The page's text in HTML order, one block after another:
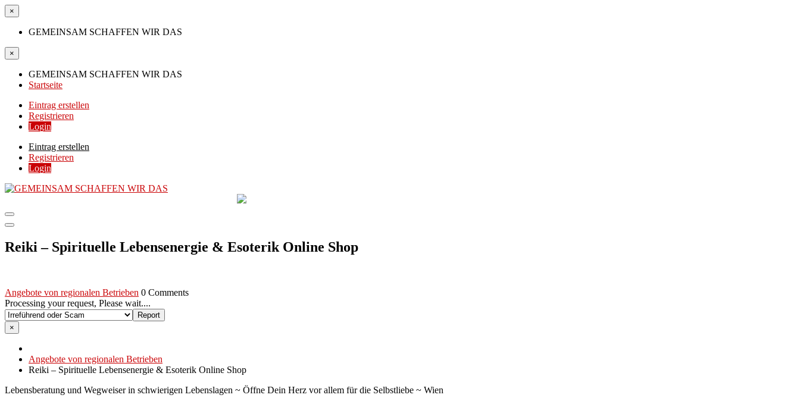
×
GEMEINSAM SCHAFFEN WIR DAS
×
GEMEINSAM SCHAFFEN WIR DAS
Startseite
Eintrag erstellen
Registrieren
Login
Eintrag erstellen
Registrieren
Login
Reiki – Spirituelle Lebensenergie & Esoterik Online Shop
Angebote von regionalen Betrieben 0 Comments
Processing your request, Please wait....
×
Angebote von regionalen Betrieben
Reiki – Spirituelle Lebensenergie & Esoterik Online Shop
Lebensberatung und Wegweiser in schwierigen Lebenslagen ~ Öffne Dein Herz vor allem für die Selbstliebe ~ Wien